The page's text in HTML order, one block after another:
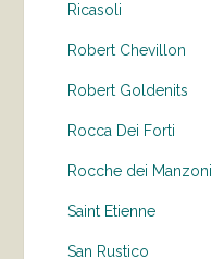
Ricasoli
Robert Chevillon
Robert Goldenits
Rocca Dei Forti
Rocche dei Manzoni
Saint Etienne
San Rustico